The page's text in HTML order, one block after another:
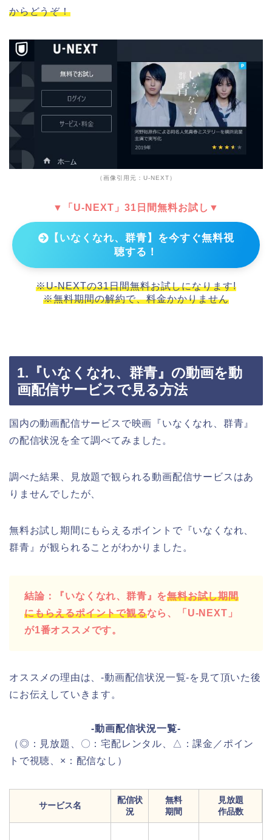
からどうぞ！
（画像引用元：U-NEXT）
▼「U-NEXT」31日間無料お試し▼
【いなくなれ、群青】を今すぐ無料視
聴する！
※U-NEXTの31日間無料お試しになります!
※無料期間の解約で、料金かかりません
1.『いなくなれ、群青』の動画を動
画配信サービスで見る方法
国内の動画配信サービスで映画『いなくなれ、群青』
の配信状況を全て調べてみました。
調べた結果、見放題で観られる動画配信サービスはあ
りませんでしたが、
無料お試し期間にもらえるポイントで『いなくなれ、
群青』が観られることがわかりました。
結論：『いなくなれ、群青』を無料お試し期間
にもらえるポイントで観るなら、「U-NEXT」
が1番オススメです。
オススメの理由は、-動画配信状況一覧-を見て頂いた後
にお伝えしていきます。
-動画配信状況一覧-
（◎：見放題、〇：宅配レンタル、△：課金／ポイン
トで視聴、×：配信なし）
サービス名
配信状
況
無料
期間
見放題
作品数